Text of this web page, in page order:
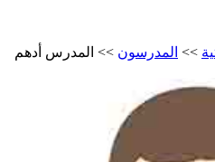
>> المدرسون >>
المدرس أدهم